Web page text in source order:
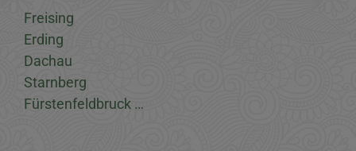
Freising
Erding
Dachau
Starnberg
Fürstenfeldbruck …